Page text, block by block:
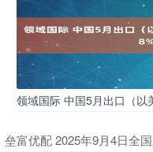
领域国际 中国5月出口（以
垒富优配 2025年9月4日全